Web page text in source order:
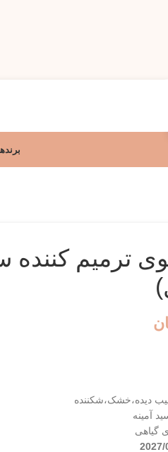
ترمیم کننده
دیده،خشک،شکننده
گیاهی